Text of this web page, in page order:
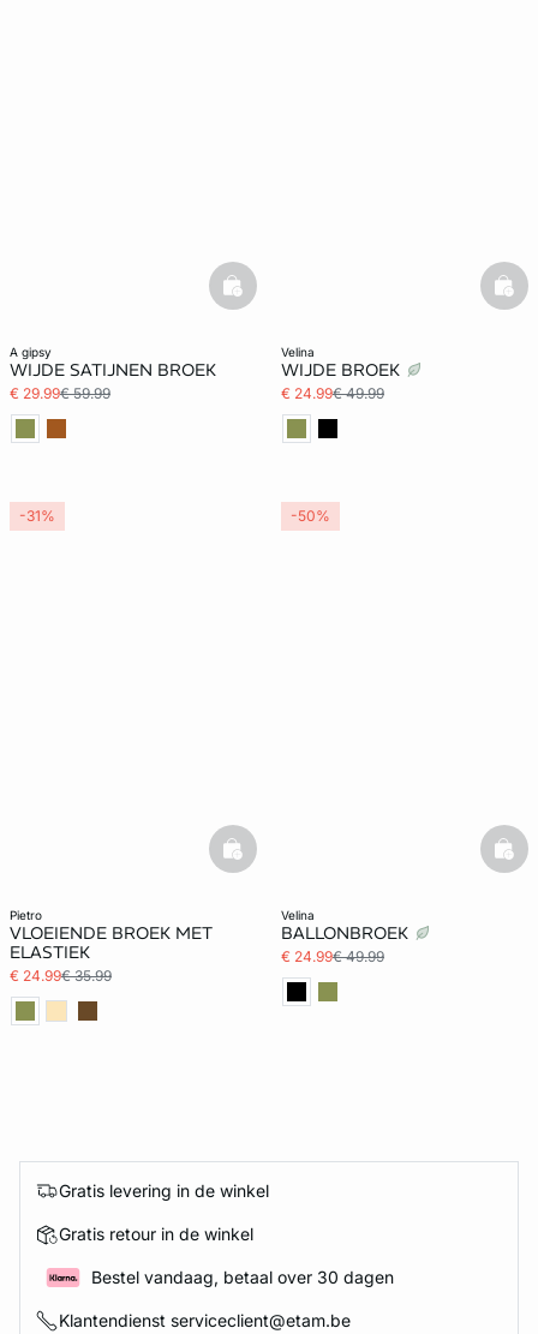
a gipsy
WIJDE SATIJNEN BROEK
€ 29.99€ 59.99
basketfull
velina
WIJDE BROEK
€ 24.99€ 49.99
pietro
VLOEIENDE BROEK MET
ELASTIEK
€ 24.99€ 35.99
basketfull
-31%
velina
BALLONBROEK
€ 24.99€ 49.99
-50%
Gratis levering in de winkel
Gratis retour in de winkel
Bestel vandaag, betaal over 30 dagen
Klantendienst serviceclient@etam.be